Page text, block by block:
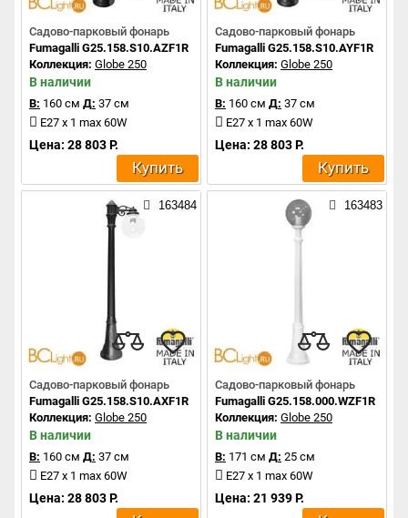
Садово-парковый фонарь
Fumagalli G25.158.S10.AZF1R
Коллекция: Globe 250
В наличии
В: 160 см Д: 37 см
E27 x 1 max 60W
Цена: 28 803 Р.
Купить
Садово-парковый фонарь
Fumagalli G25.158.S10.AYF1R
Коллекция: Globe 250
В наличии
В: 160 см Д: 37 см
E27 x 1 max 60W
Цена: 28 803 Р.
Купить
163484
Садово-парковый фонарь
Fumagalli G25.158.S10.AXF1R
Коллекция: Globe 250
В наличии
В: 160 см Д: 37 см
E27 x 1 max 60W
Цена: 28 803 Р.
163483
Садово-парковый фонарь
Fumagalli G25.158.000.WZF1R
Коллекция: Globe 250
В наличии
В: 171 см Д: 25 см
E27 x 1 max 60W
Цена: 21 939 Р.